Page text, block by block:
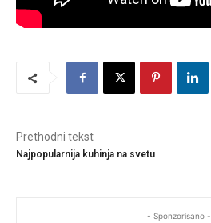
Prethodni tekst
Najpopularnija kuhinja na svetu
- Sponzorisano -